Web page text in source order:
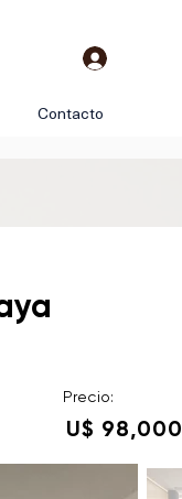
Contacto
Precio:
U$ 98,000